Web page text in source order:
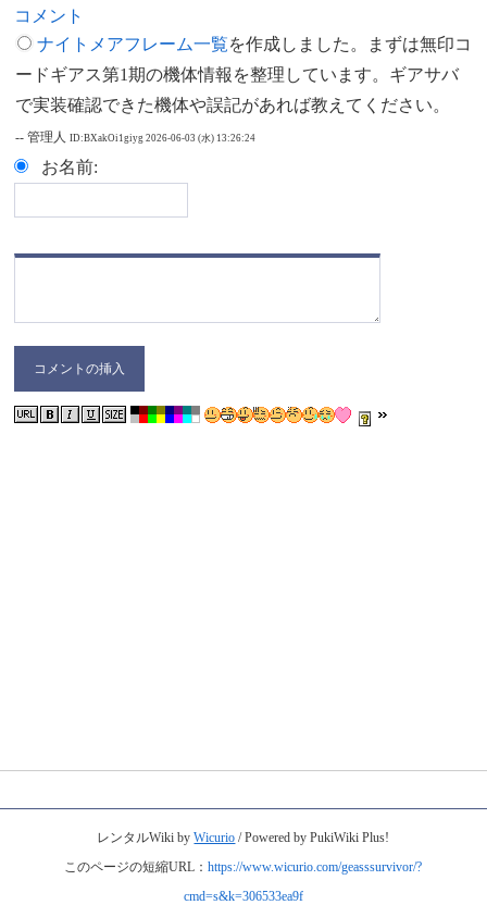
コメント
ナイトメアフレーム一覧を作成しました。まずは無印コ
ードギアス第1期の機体情報を整理しています。ギアサバ
で実装確認できた機体や誤記があれば教えてください。
-- 管理人ID:BXakOi1giyg2026-06-03 (水) 13:26:24
お名前:
レンタルWiki byWicurio / Powered by PukiWiki Plus!
このページの短縮URL：https://www.wicurio.com/geasssurvivor/?
cmd=s&k=306533ea9f